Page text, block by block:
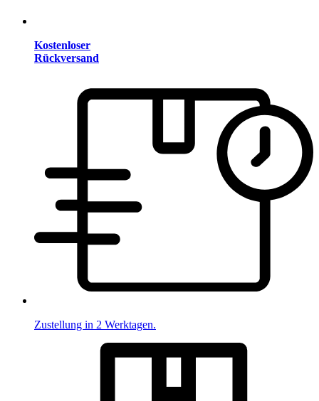
Kostenloser
Rückversand
Zustellung in 2 Werktagen.